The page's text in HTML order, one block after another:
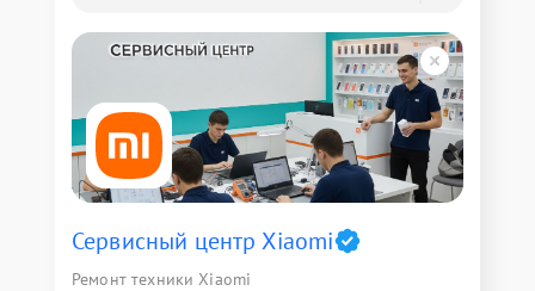
Сервисный центр Xiaomi
Ремонт техники Xiaomi